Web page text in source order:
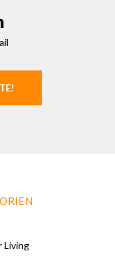
Living